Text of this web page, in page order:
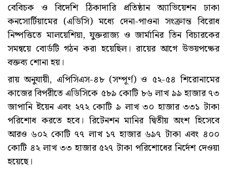
বেবিচক ও বিদেশি ঠিকাদারি প্রতিষ্ঠান অ্যাভিয়েশন ঢাকা
কনসোর্টিয়ামের (এডিসি) মধ্যে দেনা-পাওনা সংক্রান্ত বিরোধ
নিষ্পত্তিতে মালয়েশিয়া, যুক্তরাজ্য ও জার্মানির তিন বিচারকের
সমন্বয়ে বোর্ডটি গঠন করা হয়েছিল। রায়ের আগে উভয়পক্ষের
বক্তব্য শোনা হয়।
রায় অনুযায়ী, এপিসিএস-৪৮ (সম্পূর্ণ) ও ৫২-৫৪ শিরোনামের
কাজের বিপরীতে এডিসিকে ৫৮৯ কোটি ৮৬ লাখ ৯৯ হাজার ৭৩
জাপানি ইয়েন এবং ২৭২ কোটি ৯ লাখ ৩০ হাজার ৩৩১ টাকা
পরিশোধ করতে হবে। রিটেনশন মানির দ্বিতীয় অংশ হিসেবে
আরও ৬০২ কোটি ৭৭ লাখ ১৭ হাজার ৬৯৭ টাকা এবং ৪০০
কোটি ৪২ লাখ ৩৩ হাজার ৫২৭ টাকা পরিশোধের নির্দেশ দেওয়া
হয়েছে।